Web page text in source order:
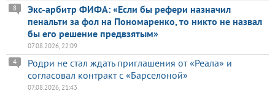
Экс-арбитр ФИФА: «Если бы рефери назначил
пенальти за фол на Пономаренко, то никто не назвал
бы его решение предвзятым»
8
07.08.2026, 22:09
Родри не стал ждать приглашения от «Реала» и
согласовал контракт с «Барселоной»
4
07.08.2026, 21:43